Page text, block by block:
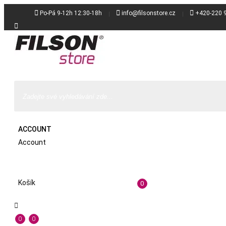
 Po-Pá 9-12h 12:30-18h  info@filsonstore.cz  +420-220

ACCOUNT
Account
Košík 0

0 0